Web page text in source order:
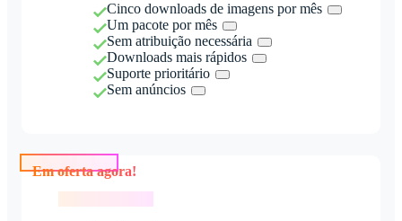
Cinco downloads de imagens por mês
Um pacote por mês
Sem atribuição necessária
Downloads mais rápidos
Suporte prioritário
Sem anúncios